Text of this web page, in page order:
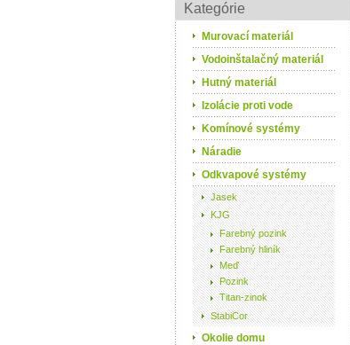
Kategórie
Murovací materiál
Vodoinštalačný materiál
Hutný materiál
Izolácie proti vode
Komínové systémy
Náradie
Odkvapové systémy
Jasek
KJG
Farebný pozink
Farebný hliník
Meď
Pozink
Titan-zinok
StabiCor
Okolie domu